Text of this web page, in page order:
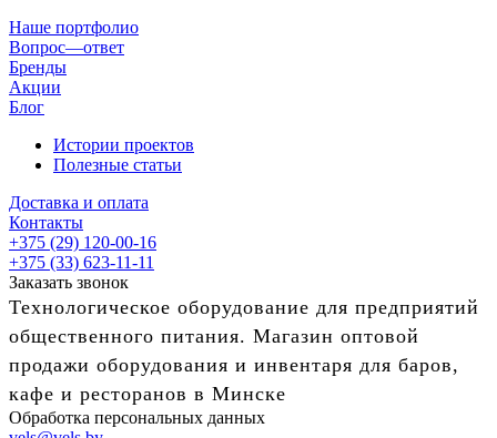
Наше портфолио
Вопрос—ответ
Бренды
Акции
Блог
Истории проектов
Полезные статьи
Доставка и оплата
Контакты
+375 (29) 120-00-16
+375 (33) 623-11-11
Заказать звонок
Технологическое оборудование для предприятий
общественного питания. Магазин оптовой
продажи оборудования и инвентаря для баров,
кафе и ресторанов в Минске
Обработка персональных данных